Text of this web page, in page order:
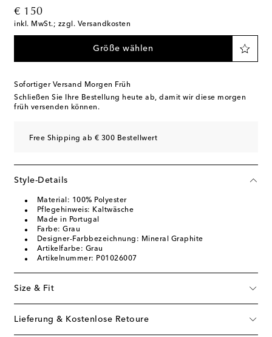
€ 150
original price
inkl. MwSt.; zzgl. Versandkosten
Größe wählen
Sofortiger Versand Morgen Früh
Schließen Sie Ihre Bestellung heute ab, damit wir diese morgen
früh versenden können.
Free Shipping ab € 300 Bestellwert
Style-Details
Material: 100% Polyester
Pflegehinweis: Kaltwäsche
Made in Portugal
Farbe: Grau
Designer-Farbbezeichnung: Mineral Graphite
Artikelfarbe: Grau
Artikelnummer: P01026007
Size & Fit
Lieferung & Kostenlose Retoure